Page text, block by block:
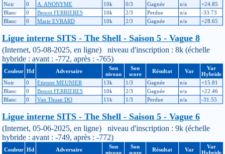
Noir
0 A. ANONYME 10k 0/3 Gagnée n/a
+24.85
Blanc
0 Benoit FERRIERES 10k 2/3 Perdue n/a
-33.73
Blanc
0 Marie EVRARD 10k 2/3 Gagnée n/a +28.65
Ligue interne SITS - The Shell - Saison 5 - Vague 8
(Internet, 05-08-2025, en ligne) niveau d'inscription : 8k (échelle
hybride : avant : -772, après : -765)
Couleur Hd Adversaire
Son
niveau
Son
score
Résultat Var
Var
Hybride
Noir
0 Etienne MEUNIER 13k 1/3 Gagnée n/a
+15.81
Blanc
0 Benoit FERRIERES 10k 2/3 Gagnée n/a
+22.46
Blanc
0 Van Thuan DO 11k 1/3 Perdue n/a -31.55
Ligue interne SITS - The Shell - Saison 5 - Vague 6
(Internet, 05-06-2025, en ligne) niveau d'inscription : 9k (échelle
hybride : avant : -749, après : -772)
Couleur Hd Adversaire
Son
niveau
Son
score
Résultat Var
Var
Hybride